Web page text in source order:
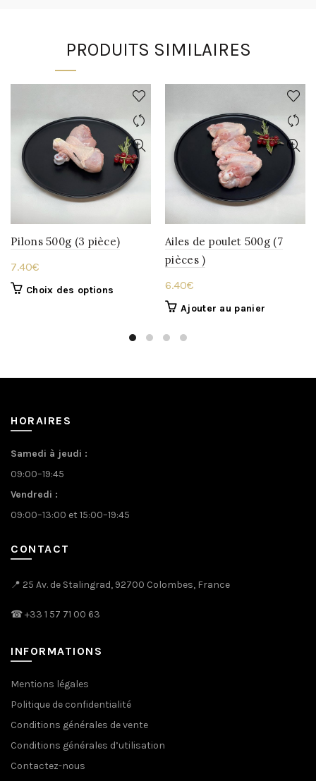
PRODUITS SIMILAIRES
Pilons 500g (3 pièce)
7.40€
Choix des options
plusieurs
Ailes de poulet 500g (7
pièces )
6.40€
Ajouter au panier
HORAIRES
Samedi à jeudi :
09:00–19:45
Vendredi :
09:00–13:00 et 15:00–19:45
CONTACT
📍 25 Av. de Stalingrad, 92700 Colombes, France
☎+33 1 57 71 00 63
INFORMATIONS
Mentions légales
Politique de confidentialité
Conditions générales de vente
Conditions générales d’utilisation
Contactez-nous